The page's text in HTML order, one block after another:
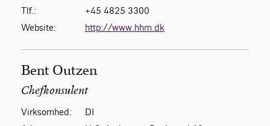
Tlf.:
+45 4825 3300
Website:
http://www.hhm.dk
Bent Outzen
Chefkonsulent
Virksomhed:
DI